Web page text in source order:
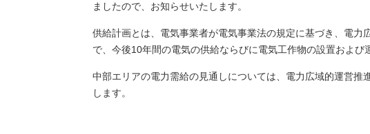
ましたので、お知らせいたします。
供給計画とは、電気事業者が電気事業法の規定に基づき、電
で、今後10年間の電気の供給ならびに電気工作物の設置および
中部エリアの電力需給の見通しについては、電力広域的運営
します。